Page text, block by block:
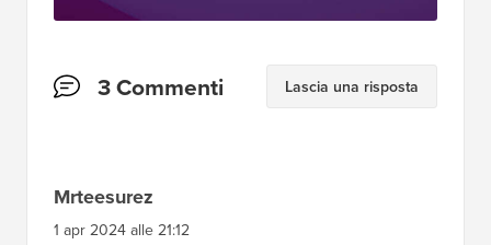
Interazioni
3 Commenti Lascia una risposta
Mrteesurez
1 apr 2024 alle 21:12